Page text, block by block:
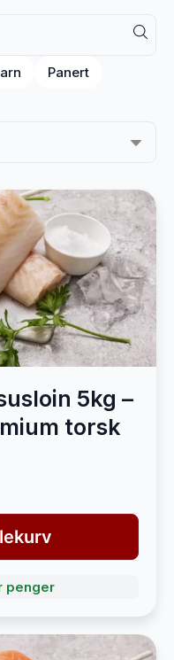
Panert
5kg –
torsk
penger